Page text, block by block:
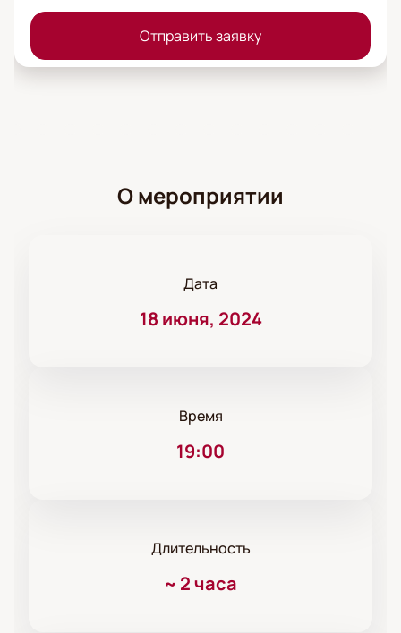
Отправить заявку
О мероприятии
Дата
18 июня, 2024
Время
19:00
Длительность
~ 2 часа